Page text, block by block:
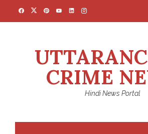
CRIME
Hindi News Portal